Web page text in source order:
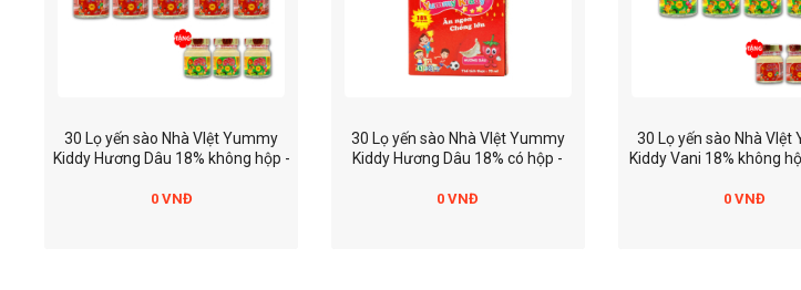
30 Lọ yến sào Nhà VIệt Yummy
Kiddy Hương Dâu 18% không hộp -
0 VNĐ
30 Lọ yến sào Nhà VIệt Yummy
Kiddy Hương Dâu 18% có hộp -
0 VNĐ
30 Lọ yến sào Nhà VIệt
Kiddy Vani 18% không
0 VNĐ